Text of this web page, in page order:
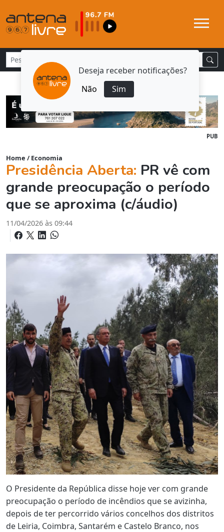
Deseja receber notificações?
Não
Sim
PUB
Home / Economia
Presidência Aberta: PR vê com
grande preocupação o período
que se aproxima (c/áudio)
11/04/2026 às 09:44
O Presidente da República disse hoje ver com grande
preocupação o período de incêndios que se avizinha,
depois de ter percorrido vários concelhos dos distritos
de Leiria, Coimbra, Santarém e Castelo Branco, nos